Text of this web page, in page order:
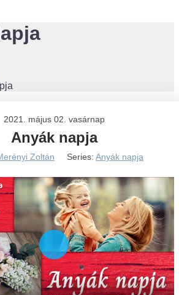
2021. május 02. vasárnap
Anyák napja
Zoltán Series: Anyák napja
Play